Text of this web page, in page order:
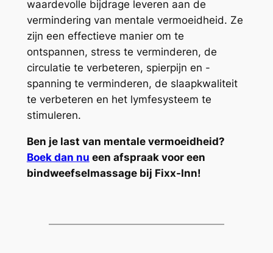
waardevolle bijdrage leveren aan de
vermindering van mentale vermoeidheid. Ze
zijn een effectieve manier om te
ontspannen, stress te verminderen, de
circulatie te verbeteren, spierpijn en -
spanning te verminderen, de slaapkwaliteit
te verbeteren en het lymfesysteem te
stimuleren.
Ben je last van mentale vermoeidheid?
Boek dan nu een afspraak voor een
bindweefselmassage bij Fixx-Inn!